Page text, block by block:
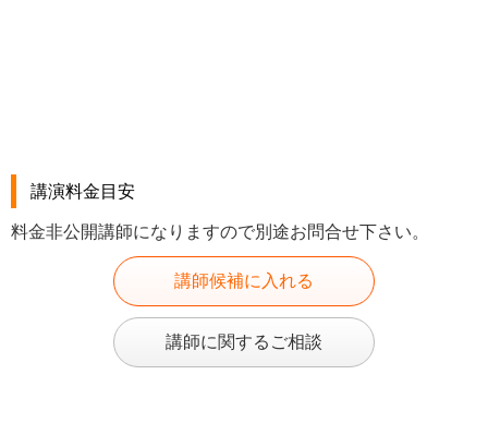
講演料金目安
料金非公開講師になりますので別途お問合せ下さい。
講師候補に入れる
講師に関するご相談